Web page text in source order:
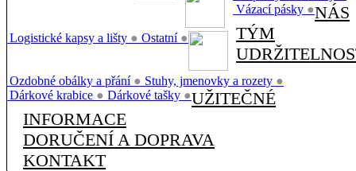
Vázací pásky ●
Logistické kapsy a lišty ● Ostatní ●
Ozdobné obálky a přání ● Stuhy, jmenovky a rozety ●
Dárkové krabice ● Dárkové tašky ●
NÁS
TÝM
UŽITEČNÉ
INFORMACE
DORUČENÍ A DOPRAVA
KONTAKT